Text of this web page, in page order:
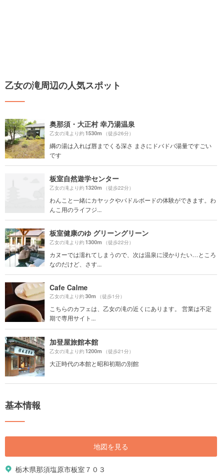
乙女の滝周辺の人気スポット
奥那須・大正村 幸乃湯温泉
乙女の滝より約1530m （徒歩26分）
綱の湯は入れば唇までくる深さ まさにドバドバ湯量ですごい
です
板室自然遊学センター
乙女の滝より約1320m （徒歩22分）
わんこと一緒にカヤックやパドルボードの体験ができます。わ
んこ用のライフジ...
板室健康のゆ グリーングリーン
乙女の滝より約1300m （徒歩22分）
カヌーでは濡れてしまうので、次は温泉に浸かりたい…ところ
なのだけど、さす...
Cafe Calme
乙女の滝より約30m （徒歩1分）
こちらのカフェは、乙女の滝の近くにあります。 営業は不定
期で専用サイト...
加登屋旅館本館
乙女の滝より約1200m （徒歩21分）
大正時代の本館と昭和初期の別館
基本情報
地図を見る
栃木県那須塩原市板室７０３